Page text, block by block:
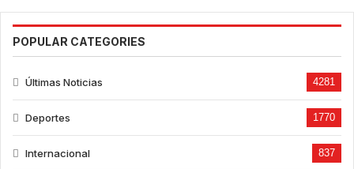
POPULAR CATEGORIES
Últimas Noticias 4281
Deportes 1770
Internacional 837